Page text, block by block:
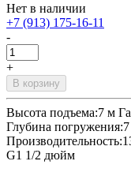
Нет в наличии
+7 (913) 175-16-11
-
+
В корзину
Высота подъема:7 м
Глубина
G1 1/2 дюйм